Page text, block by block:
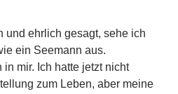
und ehrlich gesagt, sehe ich
ein Seemann aus.
in mir. Ich hatte jetzt nicht
zum Leben, aber meine